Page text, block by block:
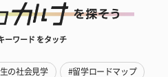
ーワード をタッチ
の社会見学 #留学ロードマップ